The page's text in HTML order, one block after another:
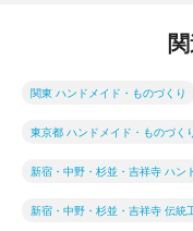
関東 ハンドメイド・ものづくり
東京都 ハンドメイド・ものづく
新宿・中野・杉並・吉祥寺 ハン
新宿・中野・杉並・吉祥寺 伝統